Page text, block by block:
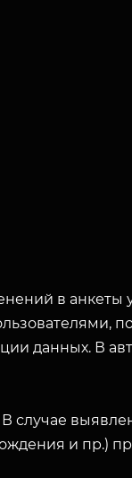
в анкеты
данных. В
случае
и пр.)